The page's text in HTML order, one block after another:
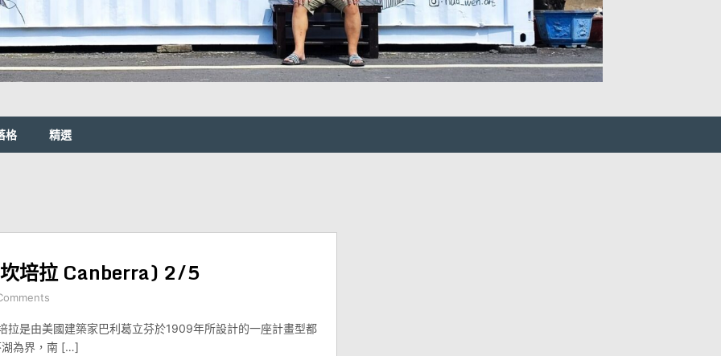
格 精選
培拉 Canberra) 2/5
拉是由美國建築家巴利葛立芬於1909年所設計的一座計畫型都
湖為界，南 […]